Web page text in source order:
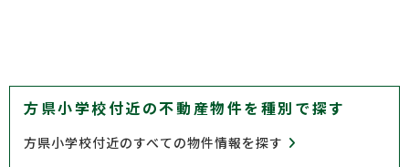
方県小学校付近の不動産物件を種別で探す
方県小学校付近のすべての物件情報を探す